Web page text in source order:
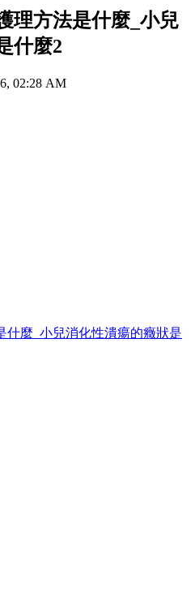
理方法是什麼_小兒
什麼2
02:28 AM
什麼_小兒消化性潰瘍的癥狀是